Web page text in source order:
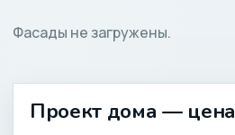
Фасады не загружены.
Проект дома — цена